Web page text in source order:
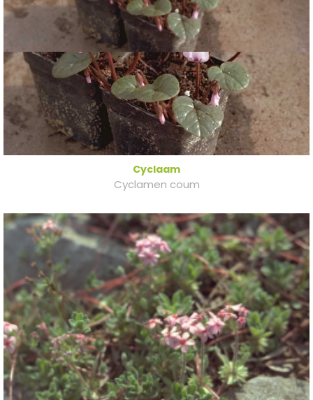
Cyclaam
Cyclamen coum